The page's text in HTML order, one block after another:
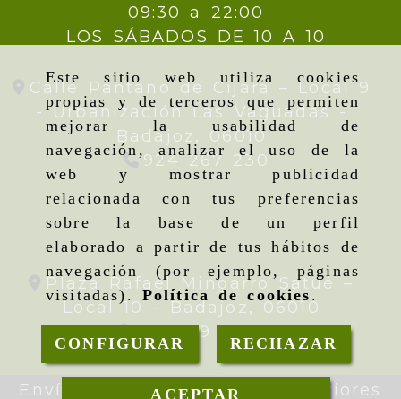
Este sitio web utiliza cookies
propias y de terceros que permiten
mejorar la usabilidad de
navegación, analizar el uso de la
web y mostrar publicidad
relacionada con tus preferencias
sobre la base de un perfil
elaborado a partir de tus hábitos de
navegación (por ejemplo, páginas
visitadas). Política de cookies .
CONFIGURAR RECHAZAR
ACEPTAR
09:30 a 22:00
LOS SÁBADOS DE 10 A 10
Calle Pantano de Cijara – Local 9
- Urbanización Las Vaguadas -
Badajoz, 06010
924 267 230
Plaza Rafael Mingarro Satué –
Local 10 -
Badajoz, 06010
924 09 19 95
Envíos gratis en pedidos superiores